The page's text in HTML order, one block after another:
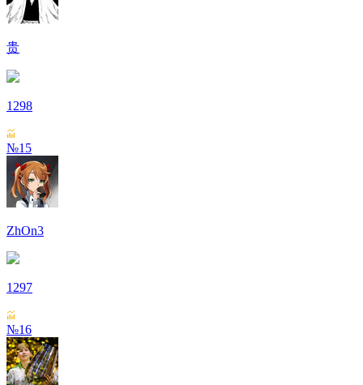
贵
1298
№15
ZhOn3
1297
№16